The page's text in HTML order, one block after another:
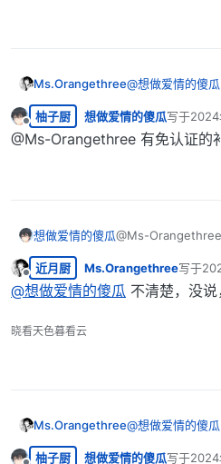
Ms.Orangethree@想做爱情的傻瓜
离线
柚子厨 想做爱情的傻瓜写于2024
最后由 编
@Ms-Orangethree 有免认证的
想做爱情的傻瓜@Ms-
离线
近月厨 Ms.Orangethree写于
最后由
@想做爱情的傻瓜 不清楚，没
晓看天色暮看云
Ms.Orangethree@想做爱情的傻瓜
柚子厨 想做爱情的傻瓜写于2024